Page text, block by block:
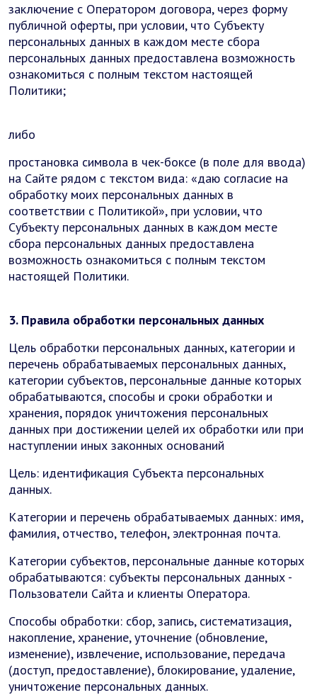
заключение с Оператором договора, через форму
публичной оферты, при условии, что Субъекту
персональных данных в каждом месте сбора
персональных данных предоставлена возможность
ознакомиться с полным текстом настоящей
Политики;
либо
простановка символа в чек-боксе (в поле для ввода)
на Сайте рядом с текстом вида: «даю согласие на
обработку моих персональных данных в
соответствии с Политикой», при условии, что
Субъекту персональных данных в каждом месте
сбора персональных данных предоставлена
возможность ознакомиться с полным текстом
настоящей Политики.
3. Правила обработки персональных данных
Цель обработки персональных данных, категории и
перечень обрабатываемых персональных данных,
категории субъектов, персональные данные которых
обрабатываются, способы и сроки обработки и
хранения, порядок уничтожения персональных
данных при достижении целей их обработки или при
наступлении иных законных оснований
Цель: идентификация Субъекта персональных
данных.
Категории и перечень обрабатываемых данных: имя,
фамилия, отчество, телефон, электронная почта.
Категории субъектов, персональные данные которых
обрабатываются: субъекты персональных данных -
Пользователи Сайта и клиенты Оператора.
Способы обработки: сбор, запись, систематизация,
накопление, хранение, уточнение (обновление,
изменение), извлечение, использование, передача
(доступ, предоставление), блокирование, удаление,
уничтожение персональных данных.